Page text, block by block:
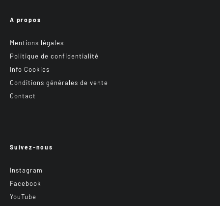
A propos
Mentions légales
Politique de confidentialité
Info Cookies
Conditions générales de vente
Contact
Suivez-nous
Instagram
Facebook
YouTube